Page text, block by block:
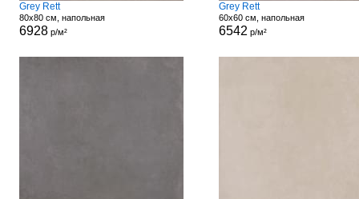
Grey Rett
80x80 см, напольная
6928р/м²
Grey Rett
60x60 см, напольная
6542 р/м²